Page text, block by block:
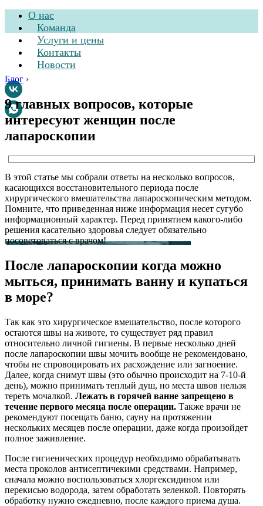
О нас
Команда
Услуги и цены
Контакты
Новости
Стоматологическая
Блог ›
9 главных вопросов, которые
интересуют женщин после
лапароскопии
В этой статье мы собрали ответы на несколько вопросов,
касающихся восстановительного периода после
хирургического вмешательства лапароскопическим методом.
Помните, что приведенная ниже информация несет сугубо
информационный характер. Перед принятием какого-либо
решения касательно здоровья следует обязательно
посоветоваться с врачом!
После лапароскопии когда можно
мыться, принимать ванну и купаться
в море?
Так как это хирургическое вмешательство, после которого
остаются швы на животе, то существует ряд правил
относительно личной гигиены. В первые несколько дней
после лапароскопии швы мочить вообще не рекомендовано,
чтобы не спровоцировать их расхождение или загноение.
Далее, когда снимут швы (это обычно происходит на 7-10-й
день), можно принимать теплый душ, но места швов нельзя
тереть мочалкой. Лежать в горячей ванне запрещено в
течение первого месяца после операции. Также врачи не
рекомендуют посещать баню, сауну на протяжении
нескольких месяцев после операции, даже когда произойдет
полное заживление.
После гигиенических процедур необходимо обрабатывать
места проколов антисептичекими средствами. Например,
сначала можно воспользоваться хлоргексидином или
перекисью водорода, затем обработать зеленкой. Повторять
обработку нужно ежедневно, после каждого приема душа.